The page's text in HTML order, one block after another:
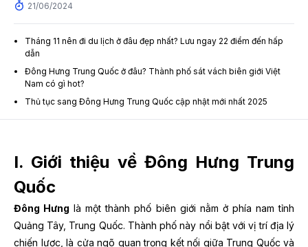
21/06/2024
Tháng 11 nên đi du lịch ở đâu đẹp nhất? Lưu ngay 22 điểm đến hấp
dẫn
Đông Hưng Trung Quốc ở đâu? Thành phố sát vách biên giới Việt
Nam có gì hot?
Thủ tục sang Đông Hưng Trung Quốc cập nhật mới nhất 2025
I. Giới thiệu về Đông Hưng Trung
Quốc
Đông Hưng là một thành phố biên giới nằm ở phía nam tỉnh
Quảng Tây, Trung Quốc. Thành phố này nổi bật với vị trí địa lý
chiến lược, là cửa ngõ quan trọng kết nối giữa Trung Quốc và